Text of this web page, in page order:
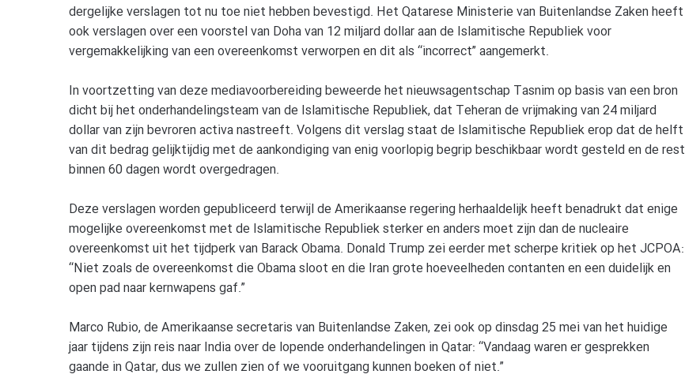
dergelijke verslagen tot nu toe niet hebben bevestigd. Het Qatarese Ministerie van Buitenlandse Zaken heeft
ook verslagen over een voorstel van Doha van 12 miljard dollar aan de Islamitische Republiek voor
vergemakkelijking van een overeenkomst verworpen en dit als “incorrect” aangemerkt.
In voortzetting van deze mediavoorbereiding beweerde het nieuwsagentschap Tasnim op basis van een bron
dicht bij het onderhandelingsteam van de Islamitische Republiek, dat Teheran de vrijmaking van 24 miljard
dollar van zijn bevroren activa nastreeft. Volgens dit verslag staat de Islamitische Republiek erop dat de helft
van dit bedrag gelijktijdig met de aankondiging van enig voorlopig begrip beschikbaar wordt gesteld en de rest
binnen 60 dagen wordt overgedragen.
Deze verslagen worden gepubliceerd terwijl de Amerikaanse regering herhaaldelijk heeft benadrukt dat enige
mogelijke overeenkomst met de Islamitische Republiek sterker en anders moet zijn dan de nucleaire
overeenkomst uit het tijdperk van Barack Obama. Donald Trump zei eerder met scherpe kritiek op het JCPOA:
“Niet zoals de overeenkomst die Obama sloot en die Iran grote hoeveelheden contanten en een duidelijk en
open pad naar kernwapens gaf.”
Marco Rubio, de Amerikaanse secretaris van Buitenlandse Zaken, zei ook op dinsdag 25 mei van het huidige
jaar tijdens zijn reis naar India over de lopende onderhandelingen in Qatar: “Vandaag waren er gesprekken
gaande in Qatar, dus we zullen zien of we vooruitgang kunnen boeken of niet.”